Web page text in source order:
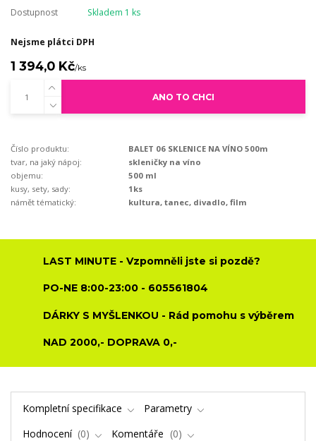
Dostupnost Skladem 1 ks
Nejsme plátci DPH
1 394,0 Kč/ks
ANO TO CHCI
Číslo produktu:
BALET 06 SKLENICE NA VÍNO 500m
tvar, na jaký nápoj:
skleničky na víno
objemu:
500 ml
kusy, sety, sady:
1ks
námět tématický:
kultura, tanec, divadlo, film
LAST MINUTE - Vzpomněli jste si pozdě?
PO-NE 8:00-23:00 - 605561804
DÁRKY S MYŠLENKOU - Rád pomohu s výběrem
NAD 2000,- DOPRAVA 0,-
Kompletní specifikace
Parametry
Hodnocení
0 Komentáře 0